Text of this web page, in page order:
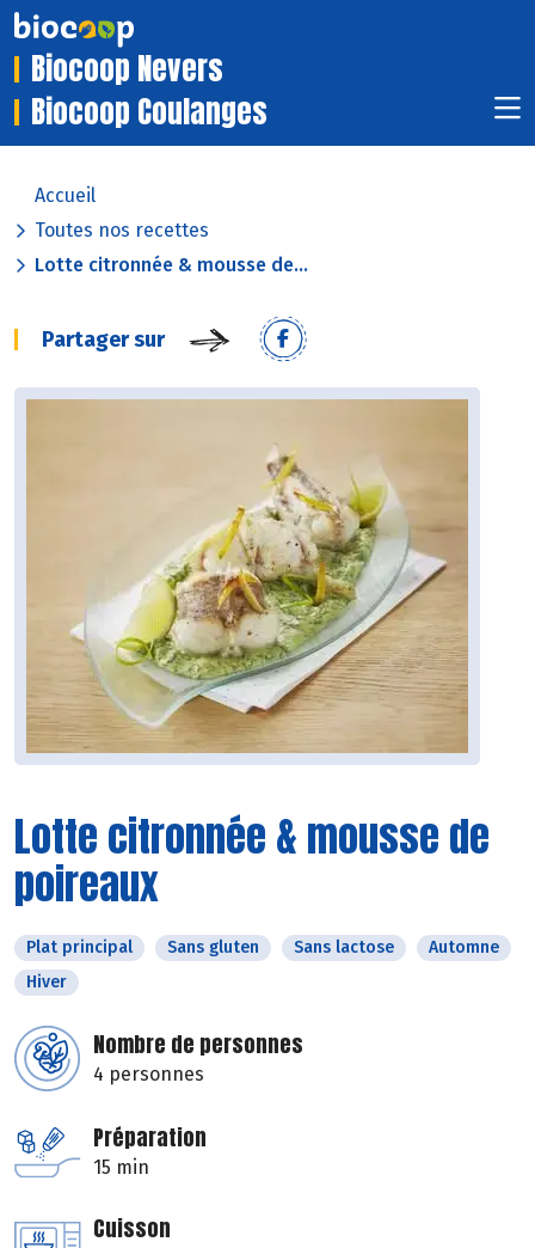
Biocoop Nevers
Biocoop Coulanges
Accueil
Toutes nos recettes
Lotte citronnée & mousse de...
Partager sur
Lotte citronnée & mousse de
poireaux
Plat principal Sans gluten Sans lactose
Automne
Hiver
Nombre de personnes
4 personnes
Préparation
15 min
Cuisson